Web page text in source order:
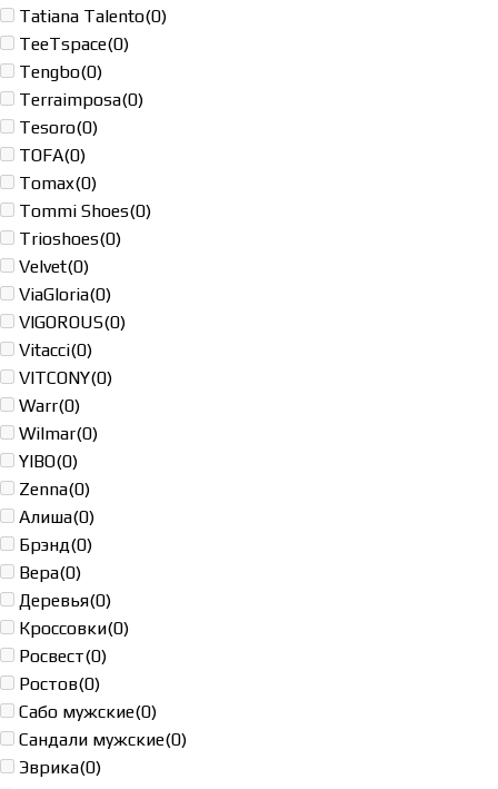
Tatiana Talento(0)
TeeTspace(0)
Tengbo(0)
Terraimposa(0)
Tesoro(0)
TOFA(0)
Tomax(0)
Tommi Shoes(0)
Trioshoes(0)
Velvet(0)
ViaGloria(0)
VIGOROUS(0)
Vitacci(0)
VITCONY(0)
Warr(0)
Wilmar(0)
YIBO(0)
Zenna(0)
Алиша(0)
Брэнд(0)
Вера(0)
Деревья(0)
Кроссовки(0)
Росвест(0)
Ростов(0)
Сабо мужские(0)
Сандали мужские(0)
Эврика(0)